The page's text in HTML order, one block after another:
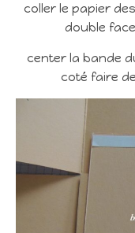
coller le papier
double
center la bande
coté faire